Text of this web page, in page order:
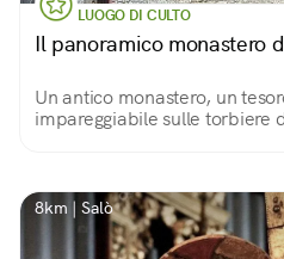
LUOGO DI CULTO
Il panoramico monastero
Un antico monastero, un
impareggiabile sulle torbiere
8km | Salò